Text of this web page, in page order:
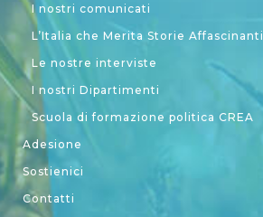
I nostri comunicati
L’Italia che Merita Storie Affascinanti
Le nostre interviste
I nostri Dipartimenti
Scuola di formazione politica CREA
Adesione
Sostienici
Contatti